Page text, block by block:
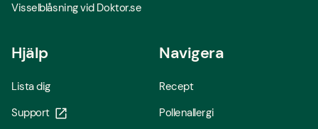
Visselblåsning vid Doktor.se
Hjälp
Lista dig
Support
Navigera
Recept
Pollenallergi